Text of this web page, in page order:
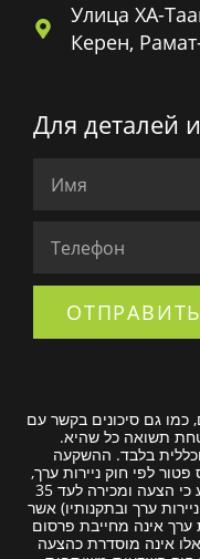
Улица ХА-
Керен,
Для деталей
ОТПРАВИТЬ
כמו גם סיכונים בקשר עם
תשואה כל שהיא.
בלבד. ההשקעה
לפי חוק ניירות ערך,
התשכ»ח – 1968 («חוק ניירות ערך») הקובע כי הצעה ומכירה לעד 35
ובתקנותיו) אשר
ערך אינה מחייבת פרסום
אינה מוסדרת כהצעה